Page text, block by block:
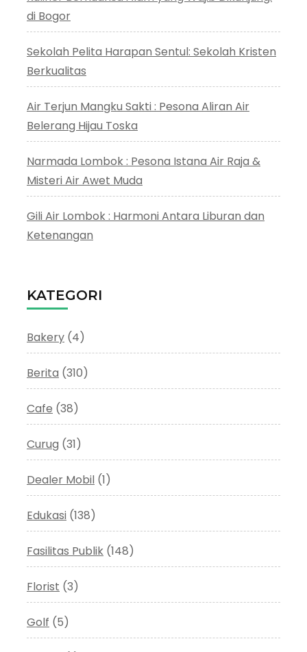
di Bogor
Sekolah Pelita Harapan Sentul: Sekolah Kristen
Berkualitas
Air Terjun Mangku Sakti : Pesona Aliran Air
Belerang Hijau Toska
Narmada Lombok : Pesona Istana Air Raja &
Misteri Air Awet Muda
Gili Air Lombok : Harmoni Antara Liburan dan
Ketenangan
KATEGORI
Bakery (4)
Berita (310)
Cafe (38)
Curug (31)
Dealer Mobil (1)
Edukasi (138)
Fasilitas Publik (148)
Florist (3)
Golf (5)